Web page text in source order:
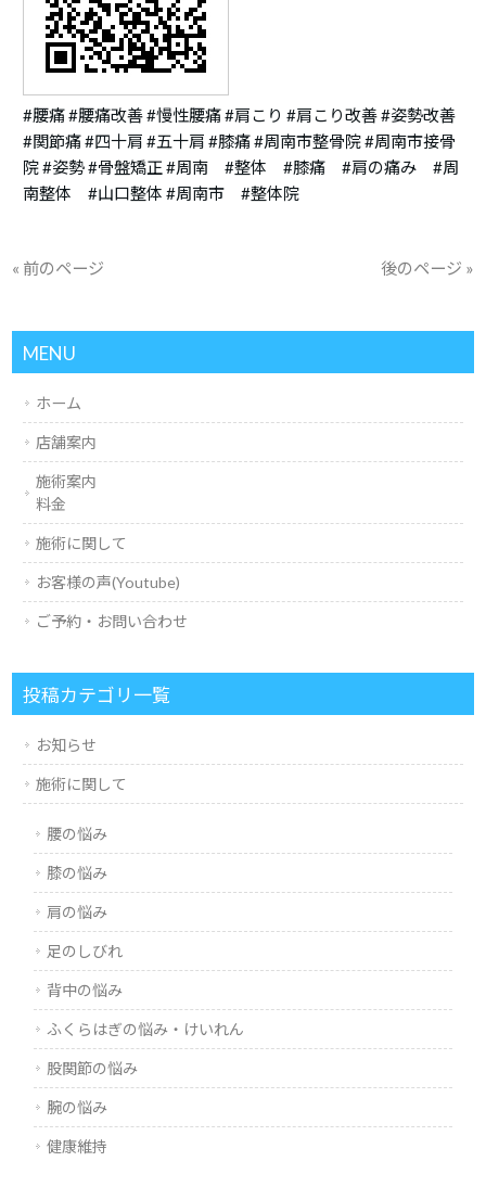
#腰痛 #腰痛改善 #慢性腰痛 #肩こり #肩こり改善 #姿勢改善
#関節痛 #四十肩 #五十肩 #膝痛 #周南市整骨院 #周南市接骨
院 #姿勢 #骨盤矯正 #周南 #整体 #膝痛 #肩の痛み #周
南整体 #山口整体 #周南市 #整体院
« 前のページ 後のページ »
MENU
ホーム
店舗案内
施術案内
料金
施術に関して
お客様の声(Youtube)
ご予約・お問い合わせ
投稿カテゴリ一覧
お知らせ
施術に関して
腰の悩み
膝の悩み
肩の悩み
足のしびれ
背中の悩み
ふくらはぎの悩み・けいれん
股関節の悩み
腕の悩み
健康維持